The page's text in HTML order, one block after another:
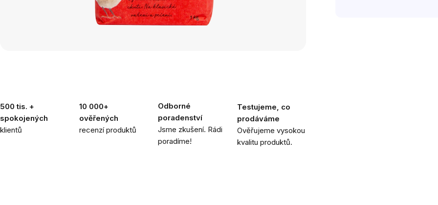
500 tis. +
spokojených
klientů
10 000+
ověřených
recenzí produktů
Odborné
poradenství
Jsme zkušení. Rádi
poradíme!
Testujeme, co
prodáváme
Ověřujeme vysokou
kvalitu produktů.